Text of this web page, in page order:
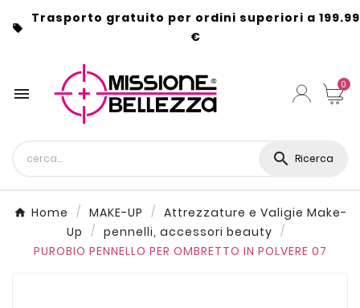

Trasporto gratuito per ordini superiori a 199.99
€
 0
 Ricerca
Home MAKE-UP
Attrezzature e Valigie Make-
Up
pennelli, accessori beauty
PUROBIO PENNELLO PER OMBRETTO IN POLVERE 07